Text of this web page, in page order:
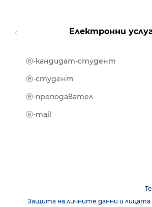
Електронни
ⓔ-кандидат-студент
ⓔ-студент
ⓔ-преподавател
ⓔ-mail
Защита на личните данни и лицата